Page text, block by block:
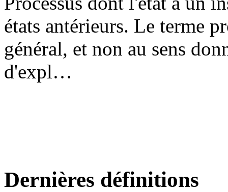
états antérieurs. Le terme
général, et non au sens
d'expl…
Dernières définitions